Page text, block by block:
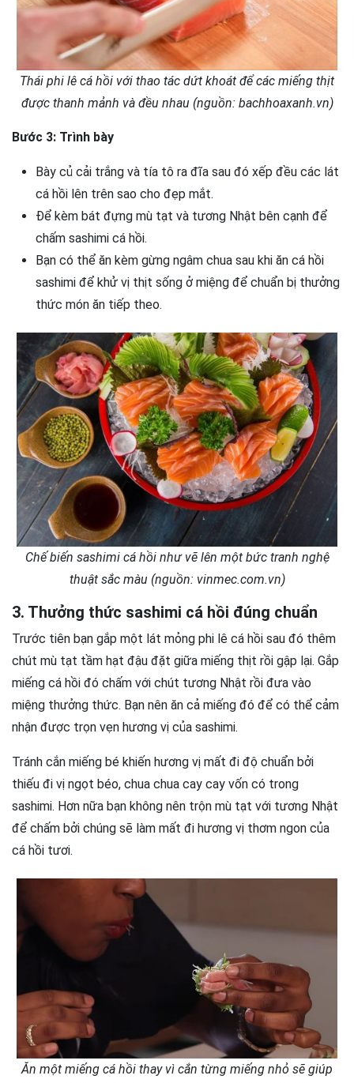
Thái phi lê cá hồi với thao tác dứt khoát để các miếng thịt
được thanh mảnh và đều nhau (nguồn: bachhoaxanh.vn)
Bước 3: Trình bày
Bày củ cải trắng và tía tô ra đĩa sau đó xếp đều các lát
cá hồi lên trên sao cho đẹp mắt.
Để kèm bát đựng mù tạt và tương Nhật bên cạnh để
chấm sashimi cá hồi.
Bạn có thể ăn kèm gừng ngâm chua sau khi ăn cá hồi
sashimi để khử vị thịt sống ở miệng để chuẩn bị thưởng
thức món ăn tiếp theo.
Chế biến sashimi cá hồi như vẽ lên một bức tranh nghệ
thuật sắc màu (nguồn: vinmec.com.vn)
3. Thưởng thức sashimi cá hồi đúng chuẩn
Trước tiên bạn gắp một lát mỏng phi lê cá hồi sau đó thêm
chút mù tạt tầm hạt đậu đặt giữa miếng thịt rồi gập lại. Gắp
miếng cá hồi đó chấm với chút tương Nhật rồi đưa vào
miệng thưởng thức. Bạn nên ăn cả miếng đó để có thể cảm
nhận được trọn vẹn hương vị của sashimi.
Tránh cắn miếng bé khiến hương vị mất đi độ chuẩn bởi
thiếu đi vị ngọt béo, chua chua cay cay vốn có trong
sashimi. Hơn nữa bạn không nên trộn mù tạt với tương Nhật
để chấm bởi chúng sẽ làm mất đi hương vị thơm ngon của
cá hồi tươi.
Ăn một miếng cá hồi thay vì cắn từng miếng nhỏ sẽ giúp